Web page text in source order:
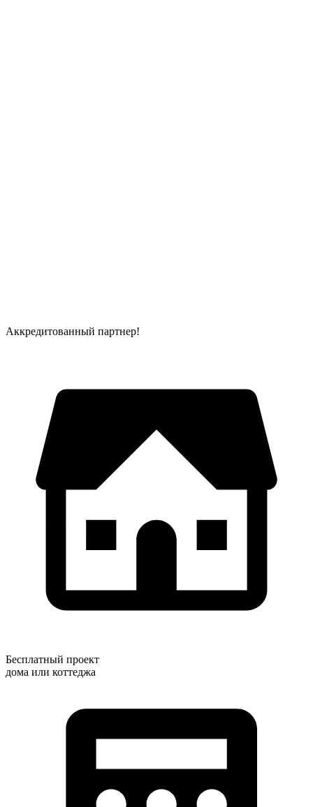
Аккредитованный партнер!
Бесплатный проект
дома или коттеджа